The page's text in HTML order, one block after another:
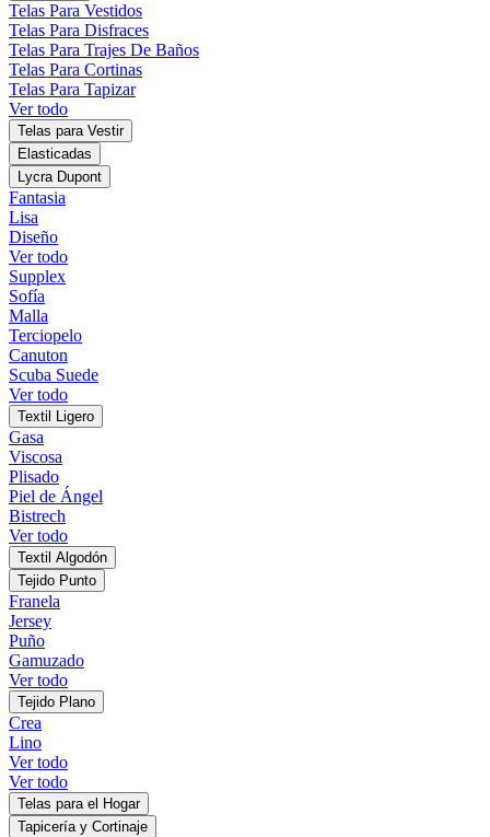
Telas Para Vestidos
Telas Para Disfraces
Telas Para Trajes De Baños
Telas Para Cortinas
Telas Para Tapizar
Ver todo
Telas para Vestir
Elasticadas
Lycra Dupont
Fantasia
Lisa
Diseño
Ver todo
Supplex
Sofía
Malla
Terciopelo
Canuton
Scuba Suede
Ver todo
Textil Ligero
Gasa
Viscosa
Plisado
Piel de Ángel
Bistrech
Ver todo
Textil Algodón
Tejido Punto
Franela
Jersey
Puño
Gamuzado
Ver todo
Tejido Plano
Crea
Lino
Ver todo
Ver todo
Telas para el Hogar
Tapicería y Cortinaje